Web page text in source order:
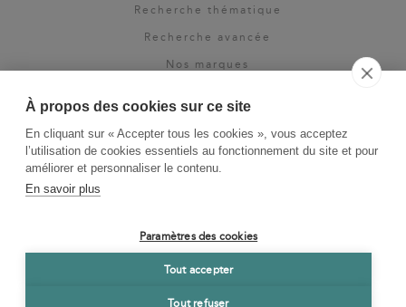
À propos des cookies sur ce site
En cliquant sur « Accepter tous les cookies », vous acceptez
l’utilisation de cookies essentiels au fonctionnement du site et pour
améliorer et personnaliser le contenu.
En savoir plus
Paramètres des cookies
Tout accepter
Tout refuser
Recherche thématique
Recherche avancée
Nos marques
Espace pro
Newsletter
La Vie des Classiques